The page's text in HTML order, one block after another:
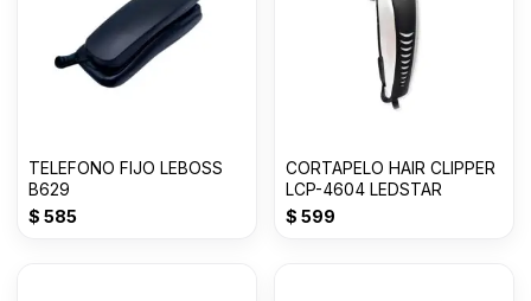
TELEFONO FIJO LEBOSS
B629
$ 585
CORTAPELO HAIR CLIPPER
LCP-4604 LEDSTAR
$ 599